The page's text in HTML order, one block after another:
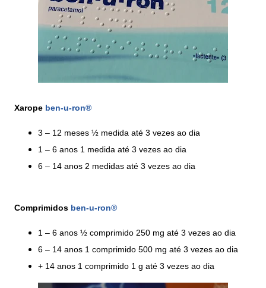
Xarope ben-u-ron®
3 – 12 meses ½ medida até 3 vezes ao dia
1 – 6 anos 1 medida até 3 vezes ao dia
6 – 14 anos 2 medidas até 3 vezes ao dia
Comprimidos ben-u-ron®
1 – 6 anos ½ comprimido 250 mg até 3 vezes ao dia
6 – 14 anos 1 comprimido 500 mg até 3 vezes ao dia
+ 14 anos 1 comprimido 1 g até 3 vezes ao dia